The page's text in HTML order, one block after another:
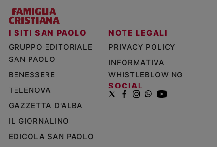
I SITI SAN PAOLO
GRUPPO EDITORIALE
SAN PAOLO
BENESSERE
TELENOVA
GAZZETTA D'ALBA
IL GIORNALINO
EDICOLA SAN PAOLO
NOTE LEGALI
PRIVACY POLICY
INFORMATIVA
WHISTLEBLOWING
SOCIAL